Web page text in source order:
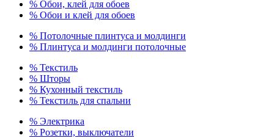
% Обои, клей для обоев
% Обои и клей для обоев
% Потолочные плинтуса и молдинги
% Плинтуса и молдинги потолочные
% Текстиль
% Шторы
% Кухонный текстиль
% Текстиль для спальни
% Электрика
% Розетки, выключатели